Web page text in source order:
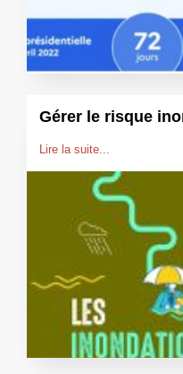
Gérer le risque
Lire la suite...